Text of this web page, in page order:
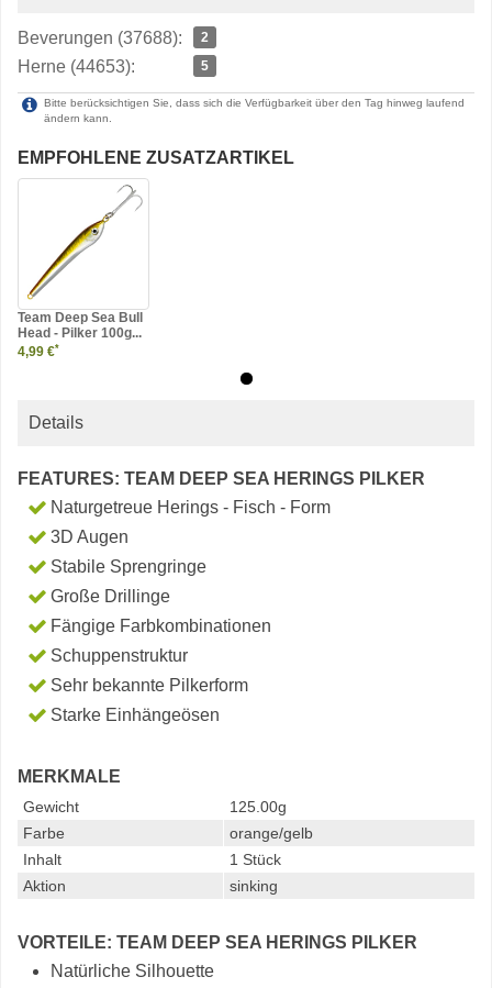
Beverungen (37688): 2
Herne (44653): 5
Bitte berücksichtigen Sie, dass sich die Verfügbarkeit über den Tag hinweg laufend
ändern kann.
EMPFOHLENE ZUSATZARTIKEL
Team Deep Sea Bull
Head - Pilker 100g...
4,99 €*
Details
FEATURES: TEAM DEEP SEA HERINGS PILKER
Naturgetreue Herings - Fisch - Form
3D Augen
Stabile Sprengringe
Große Drillinge
Fängige Farbkombinationen
Schuppenstruktur
Sehr bekannte Pilkerform
Starke Einhängeösen
MERKMALE
Gewicht
125.00g
Farbe
orange/gelb
Inhalt
1 Stück
Aktion
sinking
VORTEILE: TEAM DEEP SEA HERINGS PILKER
Natürliche Silhouette